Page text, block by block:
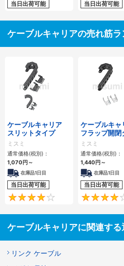
当日出荷可能 当日出荷可能
ケーブルキャリアの売れ筋ラ
ケーブルキャリア
スリットタイプ
ミスミ
通常価格(税別)：
1,070 円 ～
在庫品1日目
当日出荷可能
4.1
ケーブルキ
フラップ開閉
プ 本体＋取
ミスミ
通常価格(税別)：
1,440 円 ～
在庫品1日目
当日出荷可能
ケーブルキャリアに関連す
リンク ケーブル